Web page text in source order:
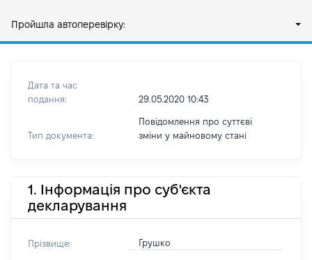
Пройшла автоперевірку:
Дата та час
подання:
29.05.2020 10:43
Тип документа:
Повідомлення про суттєві
зміни y майновому стані
1. Інформація про суб'єкта
декларування
Прізвище: Грушко